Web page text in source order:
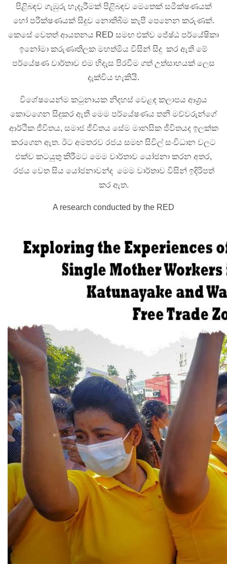
පිළිබඳව ගැඹුරු හැදෑරීමක් පිළිබඳව මෙතෙක් සමීක්ෂණයක්
හෝ පරීක්ෂණයක් සිදුව නොතිබීම කැපී පෙනෙන කරුණක්.
කෙසේ වෙතත් ආයතනය RED සමඟ එක්ව ජේෂ්ඨ පර්යේෂිකා
ඉනෝමා කරුණාතිලක මහත්මිය විසින් සිදු කර ඇති මේ
පර්යේෂණ වාර්තාව එම හිදැස පිරවීම ගත් උත්සාහයක් ලෙස
දැක්විය හැකියි.
විශේෂයෙන්ම කටුනායක නිදහස් වෙළඳ කලාපය ආශ්‍රය
කොටගෙන සිදුකර ඇති මෙම පර්යේෂණය තනි මව්වරුන්ගේ
ආර්ථික ජීවිතය, සමාජ ජීවිතය සේම මානසික ජීවිතයද ඉලක්ක
කරගෙන ඇත. ඊට අමතරව රජය සමඟ සිවිල් සංවිධාන වලට
එක්ව කටයුතු කිරීමට මෙම වාර්තාව යෝජනා කරන අතර,
රජය වෙත සිය යෝජනාවන්ද මෙම වාර්තාව විසින් ඉදිරිපත්
කර ඇත.
A research conducted by the RED